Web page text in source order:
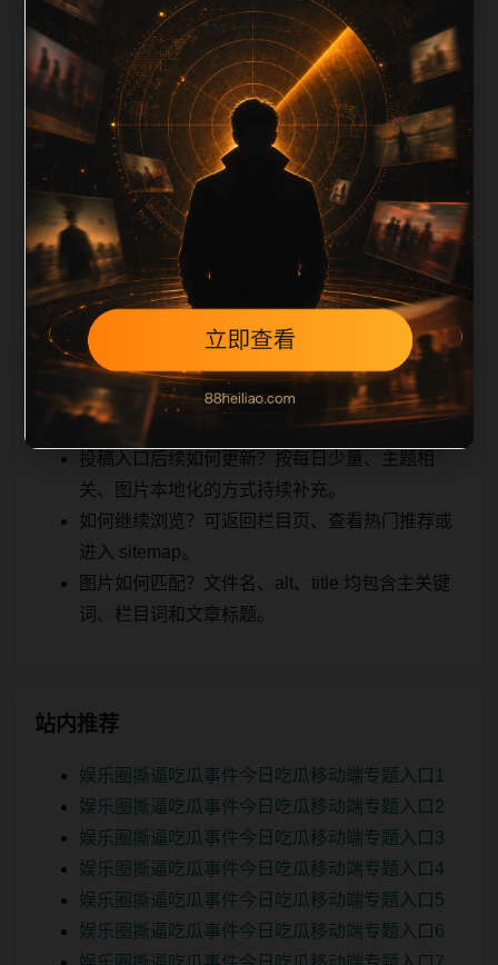
栏目内容归集
tion 长度检查。栏目内容按每日少量新增的方式持续扩
展，每篇保留相关问题、站内推荐和清晰的层级路径，
减少用户反复返回搜索页。第45篇作为本栏目的初始建
设内容，主要用于补齐栏目深度、稳定内链结构，并为
后续专题聚合提供可点击入口。如果后续发现页面缺
图、标题过短、描述为空或正文不足，将进入每日
SEO 检查清单自动修正。
相关问题
投稿入口后续如何更新？按每日少量、主题相
关、图片本地化的方式持续补充。
如何继续浏览？可返回栏目页、查看热门推荐或
进入 sitemap。
图片如何匹配？文件名、alt、title 均包含主关键
词、栏目词和文章标题。
站内推荐
娱乐圈撕逼吃瓜事件今日吃瓜移动端专题入口1
娱乐圈撕逼吃瓜事件今日吃瓜移动端专题入口2
娱乐圈撕逼吃瓜事件今日吃瓜移动端专题入口3
娱乐圈撕逼吃瓜事件今日吃瓜移动端专题入口4
娱乐圈撕逼吃瓜事件今日吃瓜移动端专题入口5
娱乐圈撕逼吃瓜事件今日吃瓜移动端专题入口6